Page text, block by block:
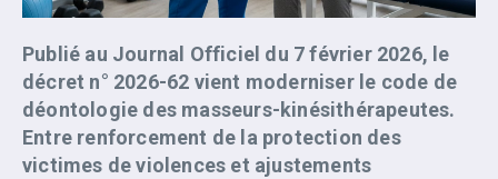
Publié au Journal Officiel du 7 février 2026, le
décret n° 2026-62 vient moderniser le code de
déontologie des masseurs-kinésithérapeutes.
Entre renforcement de la protection des
victimes de violences et ajustements